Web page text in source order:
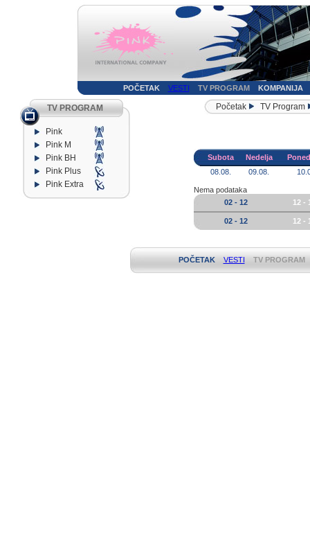
POČETAK VESTI TV PROGRAM KOMPANIJA
TV PROGRAM
Pink
Pink M
Pink BH
Pink Plus
Pink Extra
Početak TV Program
Subota Nedelja
08.08.
09.08.
Nema podataka
02 - 12
12 -
02 - 12 12 -
POČETAK VESTI TV PROGRAM